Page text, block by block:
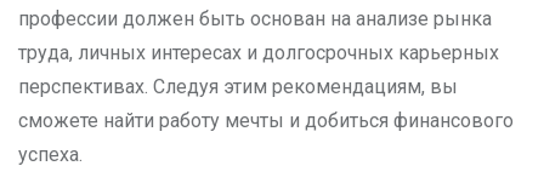
профессии должен быть основан на анализе рынка
труда, личных интересах и долгосрочных карьерных
перспективах. Следуя этим рекомендациям, вы
сможете найти работу мечты и добиться финансового
успеха.